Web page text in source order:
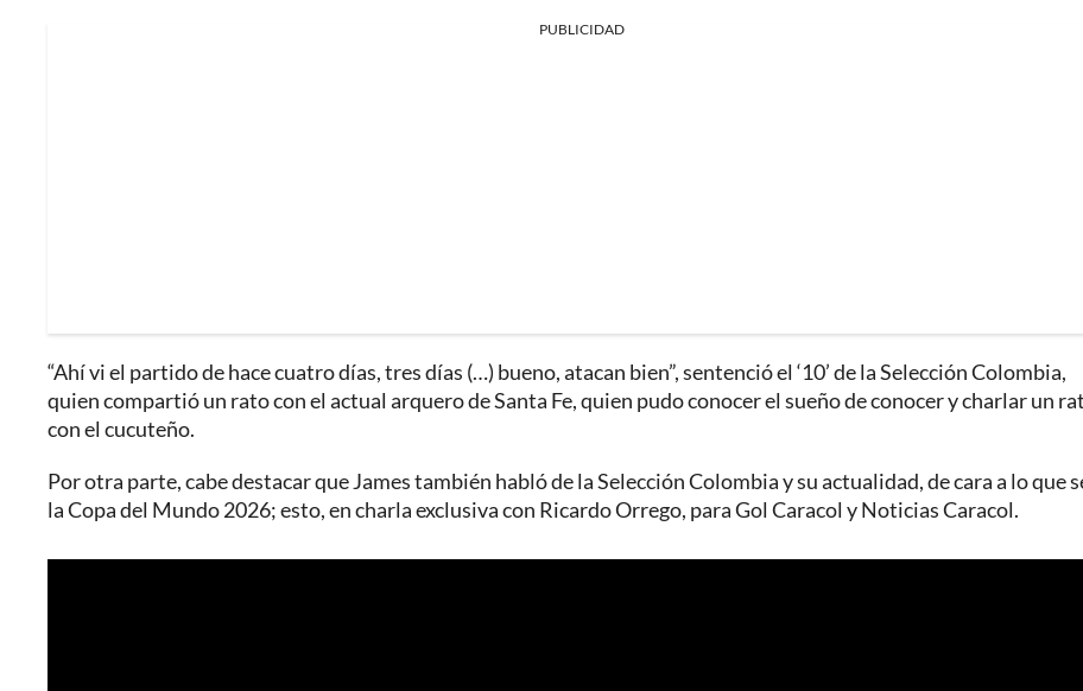
PUBLICIDAD
“Ahí vi el partido de hace cuatro días, tres días (…) bueno, atacan bien”, sentenció el ‘10’ de la Selección Colombia,
quien compartió un rato con el actual arquero de Santa Fe, quien pudo conocer el sueño de conocer y charlar un
con el cucuteño.
Por otra parte, cabe destacar que James también habló de la Selección Colombia y su actualidad, de cara a lo que
la Copa del Mundo 2026; esto, en charla exclusiva con Ricardo Orrego, para Gol Caracol y Noticias Caracol.